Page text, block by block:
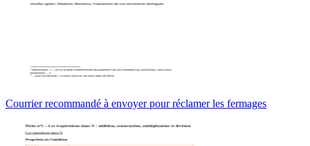
Courrier recommandé à envoyer pour réclamer les fermages